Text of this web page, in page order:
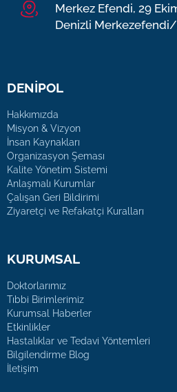
Merkez Efendi, 29
Denizli
DENİPOL
Hakkımızda
Misyon & Vizyon
İnsan Kaynakları
Organizasyon Şeması
Kalite Yönetim Sistemi
Anlaşmalı Kurumlar
Çalışan Geri Bildirimi
Ziyaretçi ve Refakatçi Kuralları
KURUMSAL
Doktorlarımız
Tıbbi Birimlerimiz
Kurumsal Haberler
Etkinlikler
Hastalıklar ve Tedavi Yöntemleri
Bilgilendirme Blog
İletişim